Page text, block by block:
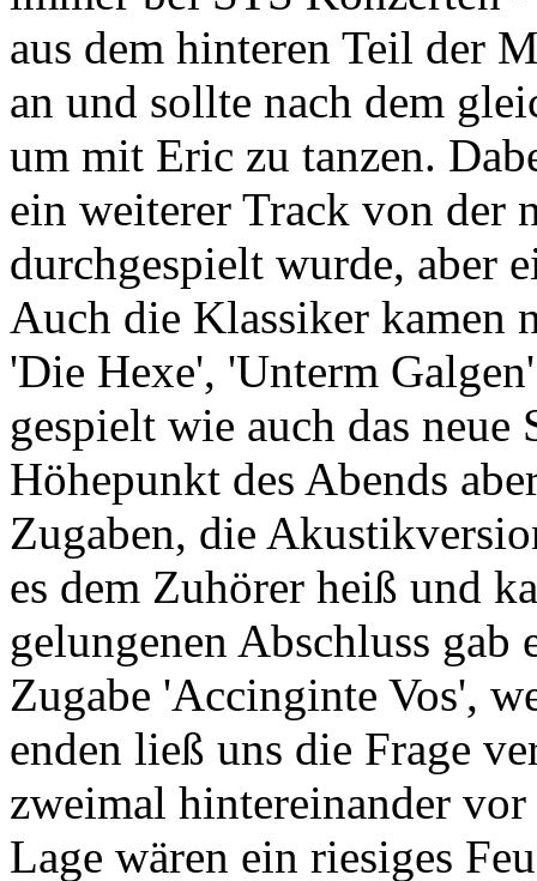
aus dem hinteren Teil der
an und sollte nach dem
um mit Eric zu tanzen.
ein weiterer Track von der
durchgespielt wurde, aber
Auch die Klassiker kamen
'Die Hexe', 'Unterm
gespielt wie auch das
Höhepunkt des Abends
Zugaben, die
es dem Zuhörer heiß und
gelungenen Abschluss gab
Zugabe 'Accinginte Vos',
enden ließ uns die Frage
zweimal hintereinander
Lage wären ein riesiges